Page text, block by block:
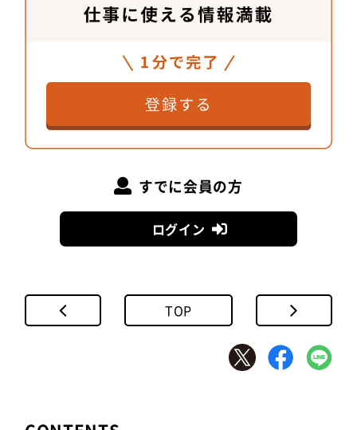
高難度の役物を全て手作業で製作
今回の特注タイルでは、繊細に調合された釉を施す
ことでガラスのような透明感を表現しました。釉に
すでに会員の方
ログイン
TOP